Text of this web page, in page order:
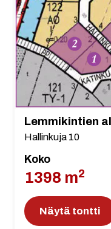
Lemmikintien
Hallinkuja 10
Koko
1398 m2
Näytä tontti